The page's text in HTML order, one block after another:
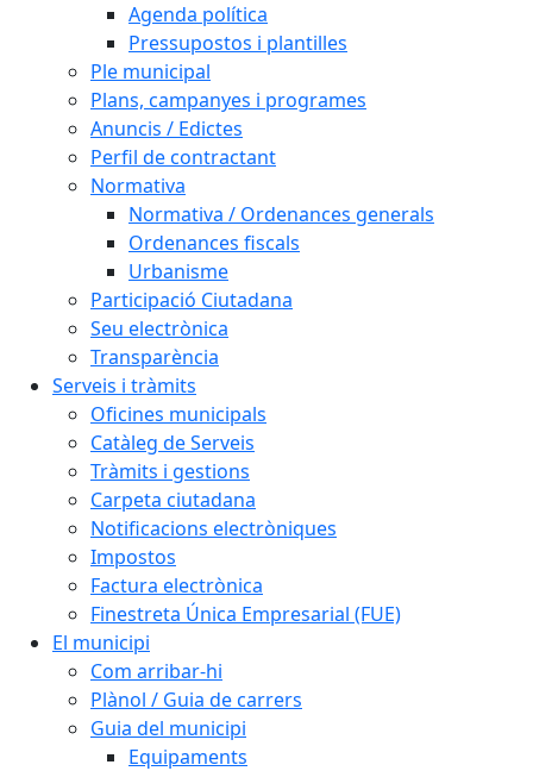
Agenda política
Pressupostos i plantilles
Ple municipal
Plans, campanyes i programes
Anuncis / Edictes
Perfil de contractant
Normativa
Normativa / Ordenances generals
Ordenances fiscals
Urbanisme
Participació Ciutadana
Seu electrònica
Transparència
Serveis i tràmits
Oficines municipals
Catàleg de Serveis
Tràmits i gestions
Carpeta ciutadana
Notificacions electròniques
Impostos
Factura electrònica
Finestreta Única Empresarial (FUE)
El municipi
Com arribar-hi
Plànol / Guia de carrers
Guia del municipi
Equipaments